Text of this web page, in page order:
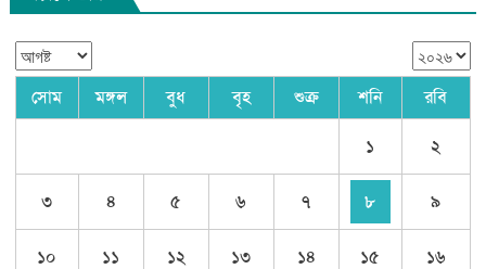
সোম মঙ্গল বুধ বৃহ শুক্র শনি রবি
১ ২
৩ ৪ ৫ ৬ ৭ ৮ ৯
১০ ১১ ১২ ১৩ ১৪ ১৫ ১৬